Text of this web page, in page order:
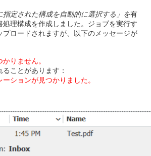
指定された構成を自動的に選択する」を有
理構成を作成しました。ジョブを実行す
プロードされますが、以下のメッセージが
りません。
ことがあります：
ーションが見つかりました。